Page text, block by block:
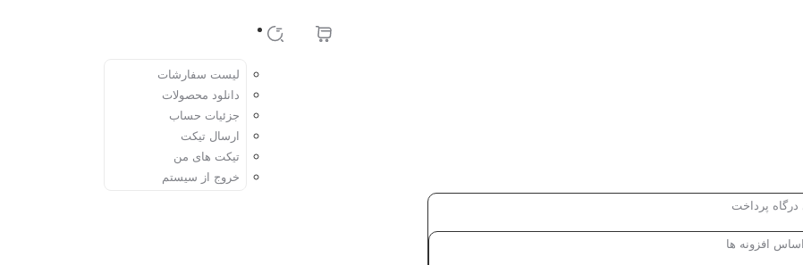
درگاه پرداخت
افزونه ها
لیست سفارشات
دانلود محصولات
جزئیات حساب
ارسال تیکت
تیکت های من
خروج از سیستم